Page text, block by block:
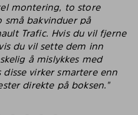
montering, to store
små bakvinduer på
Trafic. Hvis du vil fjerne
du vil sette dem inn
å mislykkes med
virker smartere enn
direkte på boksen."